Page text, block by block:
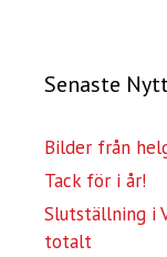
Senaste
Bilder från
Tack för i år!
Slutställning i
totalt